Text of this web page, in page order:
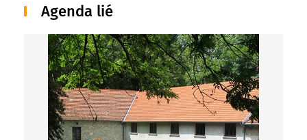
Agenda lié